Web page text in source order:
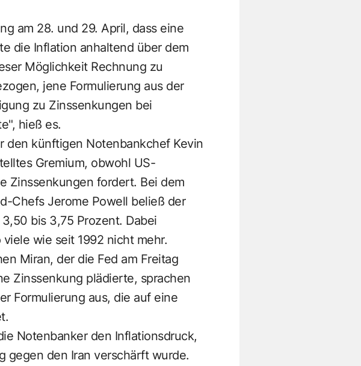
am 28. und 29. April, dass eine
die Inflation anhaltend über dem
Möglichkeit Rechnung zu
jene Formulierung aus der
zu Zinssenkungen bei
hieß es.
den künftigen Notenbankchef Kevin
Gremium, obwohl US-
Zinssenkungen fordert. Bei dem
Chefs Jerome Powell beließ der
bis 3,75 Prozent. Dabei
wie seit 1992 nicht mehr.
Miran, der die Fed am Freitag
Zinssenkung plädierte, sprachen
Formulierung aus, die auf eine
Notenbanker den Inflationsdruck,
gegen den Iran verschärft wurde.